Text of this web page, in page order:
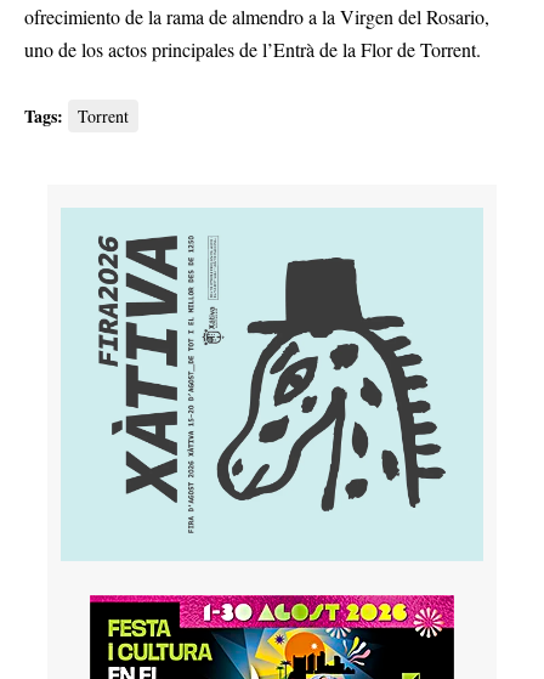
ofrecimiento de la rama de almendro a la Virgen del Rosario,
uno de los actos principales de l’Entrà de la Flor de Torrent.
Tags: Torrent